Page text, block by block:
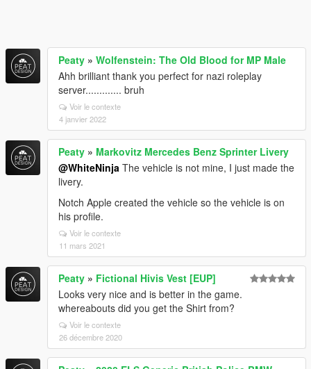
Peaty » Wolfenstein: The Old Blood for MP Male
Ahh brilliant thank you perfect for nazi roleplay
server............. bruh
Voir le contexte
4 janvier 2022
Peaty » Markovitz Mercedes Benz Sprinter Livery
@WhiteNinja The vehicle is not mine, I just made the
livery.
Notch Apple created the vehicle so the vehicle is on
his profile.
Voir le contexte
11 mars 2021
Peaty » Fictional Hivis Vest [EUP]
Looks very nice and is better in the game.
whereabouts did you get the Shirt from?
Voir le contexte
26 décembre 2020